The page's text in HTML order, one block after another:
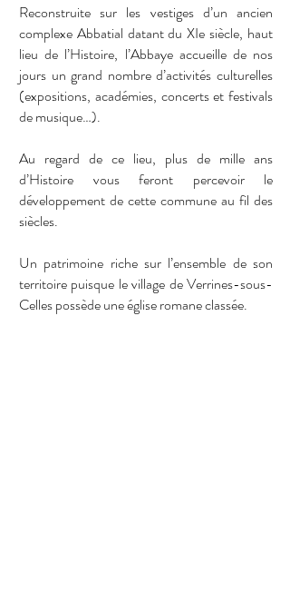
Reconstruite sur les vestiges d’un ancien
complexe Abbatial datant du XIe siècle, haut
lieu de l’Histoire, l’Abbaye accueille de nos
jours un grand nombre d’activités culturelles
(expositions, académies, concerts et festivals
de musique…).
Au regard de ce lieu, plus de mille ans
d’Histoire vous feront percevoir le
développement de cette commune au fil des
siècles.
Un patrimoine riche sur l’ensemble de son
territoire puisque le village de Verrines-sous-
Celles possède une église romane classée.